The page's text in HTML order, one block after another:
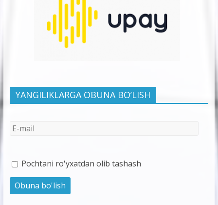
YANGILIKLARGA OBUNA BO’LISH
Pochtani ro'yxatdan olib tashash